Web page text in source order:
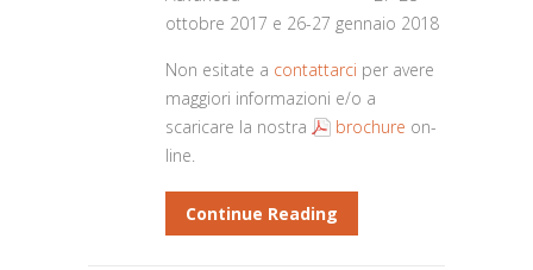
ottobre 2017 e 26-27 gennaio 2018
Non esitate a contattarci per avere
maggiori informazioni e/o a
scaricare la nostra
brochure on-
line.
Continue Reading